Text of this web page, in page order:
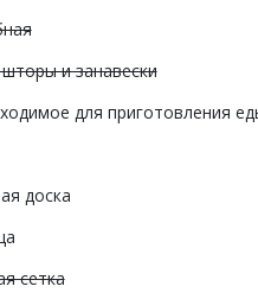
и занавески
для приготовления
доска
сетка